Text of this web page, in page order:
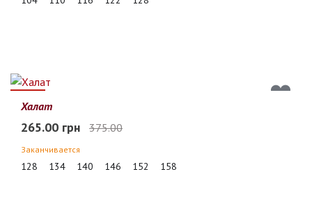
29%
Халат
265.00 грн 375.00
Заканчивается
128 134 140 146 152 158